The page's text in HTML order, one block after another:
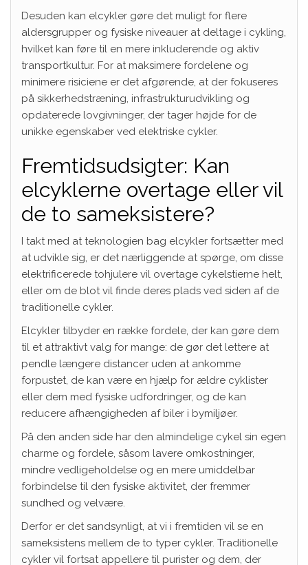
Desuden kan elcykler gøre det muligt for flere
aldersgrupper og fysiske niveauer at deltage i cykling,
hvilket kan føre til en mere inkluderende og aktiv
transportkultur. For at maksimere fordelene og
minimere risiciene er det afgørende, at der fokuseres
på sikkerhedstræning, infrastrukturudvikling og
opdaterede lovgivninger, der tager højde for de
unikke egenskaber ved elektriske cykler.
Fremtidsudsigter: Kan
elcyklerne overtage eller vil
de to sameksistere?
I takt med at teknologien bag elcykler fortsætter med
at udvikle sig, er det nærliggende at spørge, om disse
elektrificerede tohjulere vil overtage cykelstierne helt,
eller om de blot vil finde deres plads ved siden af de
traditionelle cykler.
Elcykler tilbyder en række fordele, der kan gøre dem
til et attraktivt valg for mange: de gør det lettere at
pendle længere distancer uden at ankomme
forpustet, de kan være en hjælp for ældre cyklister
eller dem med fysiske udfordringer, og de kan
reducere afhængigheden af biler i bymiljøer.
På den anden side har den almindelige cykel sin egen
charme og fordele, såsom lavere omkostninger,
mindre vedligeholdelse og en mere umiddelbar
forbindelse til den fysiske aktivitet, der fremmer
sundhed og velvære.
Derfor er det sandsynligt, at vi i fremtiden vil se en
sameksistens mellem de to typer cykler. Traditionelle
cykler vil fortsat appellere til purister og dem, der